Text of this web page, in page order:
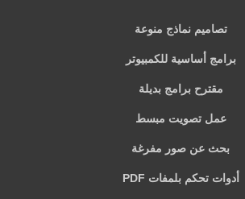
تصاميم نماذج منوعة
برامج أساسية للكمبيوتر
مقترح برامج بديلة
عمل تصويت مبسط
بحث عن صور مفرغة
أدوات تحكم بلمفات PDF